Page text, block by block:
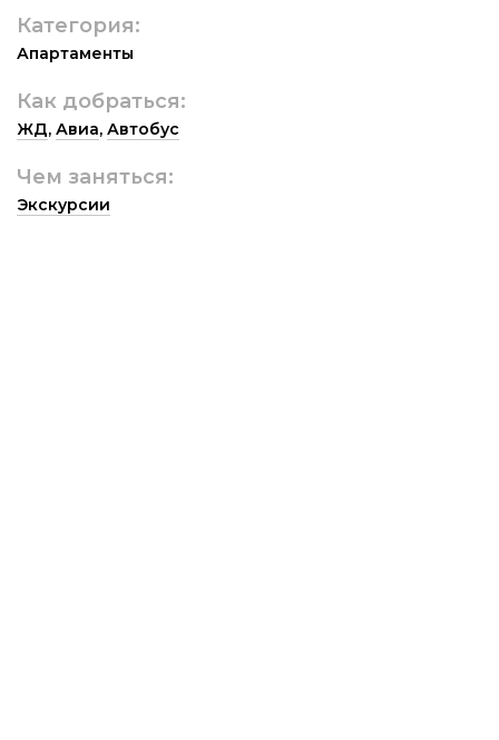
Категория:
Апартаменты
Как добраться:
ЖД, Авиа, Автобус
Чем заняться:
Экскурсии